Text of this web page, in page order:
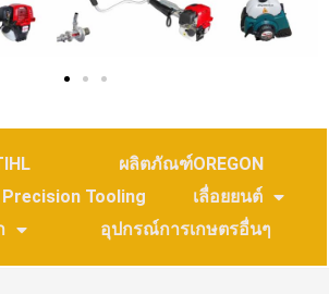
ผลิตภัณฑ์OREGON
Tooling
เลื่อยยนต์
อุปกรณ์การเกษตรอื่นๆ